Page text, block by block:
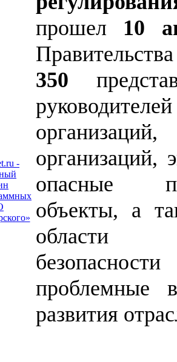
прошел 10
350
организаций,
опасные
объекты, а
области
проблемные
развития